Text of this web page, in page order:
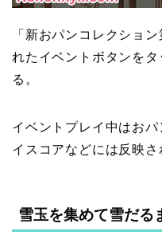
「新おパンコレクショ
れたイベントボタンを
る。
イベントプレイ中はお
イスコアなどには反映さ
雪玉を集めて雪だる